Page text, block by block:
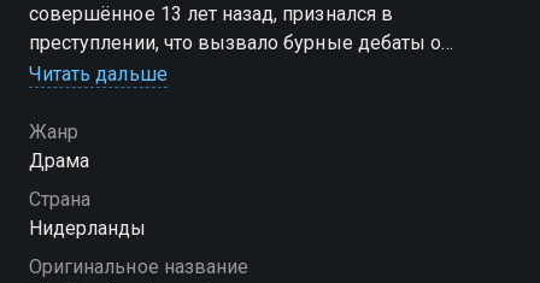
совершённое 13 лет назад, признался в
преступлении, что вызвало бурные дебаты о
правомерности использования ДНК и породило
Посмотреть онлайн 1 сезон сериала Один из нас вы
можете совершенно бесплатно в хорошем HD
качестве на Смотрёшке
Читать дальше
Жанр
Драма
Страна
Нидерланды
Оригинальное название